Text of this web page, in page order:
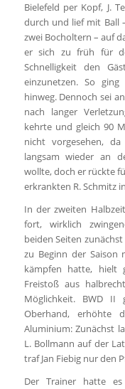
Bielefeld per Kopf, J.
durch und lief mit Ball
zwei Bocholtern – auf
er sich zu früh für
Schnelligkeit den
einzunetzen. So
hinweg. Dennoch sei
nach langer
kehrte und gleich 90
nicht vorgesehen,
langsam wieder an
wollte, doch er rückte
erkrankten R. Schmitz
In der zweiten
fort, wirklich
beiden Seiten
zu Beginn der Saison
kämpfen hatte, hielt
Freistoß aus
Möglichkeit. BWD
Oberhand, erhöhte
Aluminium: Zunächst
L. Bollmann auf der
traf Jan Fiebig nur den
Der Trainer hatte